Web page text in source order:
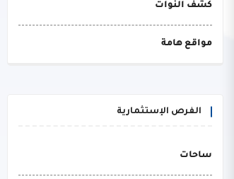
كشف النوات
مواقع هامة
الفرص الإستثمارية
ساحات